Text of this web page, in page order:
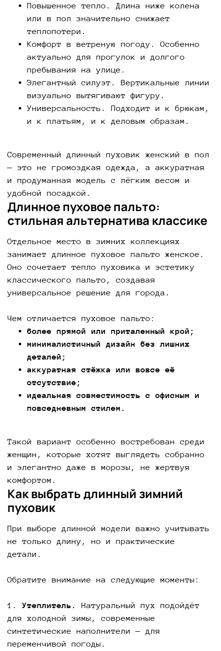
Повышенное тепло. Длина ниже колена
или в пол значительно снижает
теплопотери.
Комфорт в ветреную погоду. Особенно
актуально для прогулок и долгого
пребывания на улице.
Элегантный силуэт. Вертикальные линии
визуально вытягивают фигуру.
Универсальность. Подходит и к брюкам,
и к платьям, и к деловым образам.
Современный длинный пуховик женский в пол
— это не громоздкая одежда, а аккуратная
и продуманная модель с лёгким весом и
удобной посадкой.
Длинное пуховое пальто:
стильная альтернатива классике
Отдельное место в зимних коллекциях
занимает длинное пуховое пальто женское.
Оно сочетает тепло пуховика и эстетику
классического пальто, создавая
универсальное решение для города.
Чем отличается пуховое пальто:
более прямой или приталенный крой;
минималистичный дизайн без лишних
деталей;
аккуратная стёжка или вовсе её
отсутствие;
идеальная совместимость с офисным и
повседневным стилем.
Такой вариант особенно востребован среди
женщин, которые хотят выглядеть собранно
и элегантно даже в морозы, не жертвуя
комфортом.
Как выбрать длинный зимний
пуховик
При выборе длинной модели важно учитывать
не только длину, но и практические
детали.
Обратите внимание на следующие моменты:
1. Утеплитель.
Натуральный пух подойдёт
для холодной зимы, современные
синтетические наполнители — для
переменчивой погоды.